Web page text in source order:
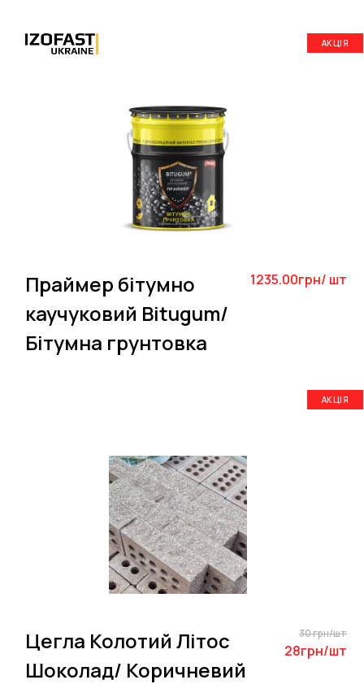
АКЦІЯ
Праймер бітумно
каучуковий Bitugum/
Бітумна грунтовка
1235.00грн/ шт
АКЦІЯ
Цегла Колотий Літос
Шоколад/ Коричневий
30 грн/шт
28грн/шт